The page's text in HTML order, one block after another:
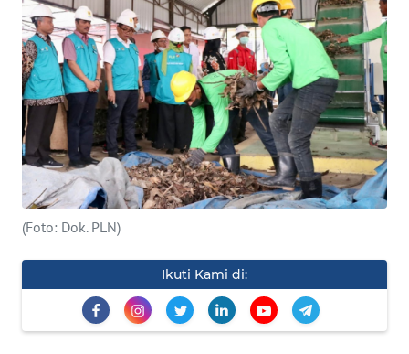
(Foto: Dok. PLN)
Ikuti Kami di:
KONTAK
KAMI
INFO
IKLAN
TENTANG
KAMI
MEDIA
REDAKSI